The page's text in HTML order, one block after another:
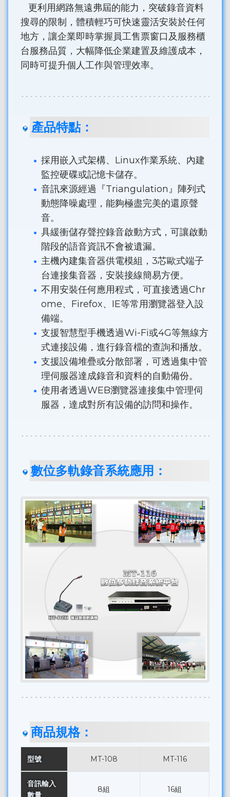
更利用網路無遠弗屆的能力，突破錄音資料
搜尋的限制，體積輕巧可快速靈活安裝於任何
地方，讓企業即時掌握員工售票窗口及服務櫃
台服務品質，大幅降低企業建置及維護成本，
同時可提升個人工作與管理效率。
產品特點：
採用嵌入式架構、Linux作業系統、內建
監控硬碟或記憶卡儲存。
音訊來源經過『Triangulation』陣列式
動態降噪處理，能夠極盡完美的還原聲
音。
具緩衝儲存聲控錄音啟動方式，可讓啟動
階段的語音資訊不會被遺漏。
主機內建集音器供電模組，3芯歐式端子
台連接集音器，安裝接線簡易方便。
不用安裝任何應用程式，可直接透過Chr
ome、Firefox、IE等常用瀏覽器登入設
備端。
支援智慧型手機透過Wi-Fi或4G等無線方
式連接設備，進行錄音檔的查詢和播放。
支援設備堆疊或分散部署，可透過集中管
理伺服器達成錄音和資料的自動備份。
使用者透過WEB瀏覽器連接集中管理伺
服器，達成對所有設備的訪問和操作。
數位多軌錄音系統應用：
商品規格：
型號 MT-108 MT-116
音訊輸入
數量
8組 16組